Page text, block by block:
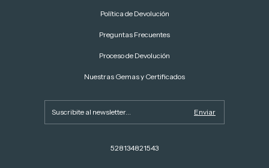
Política de Devolución
Preguntas Frecuentes
Proceso de Devolución
Nuestras Gemas y Certificados
528134821543